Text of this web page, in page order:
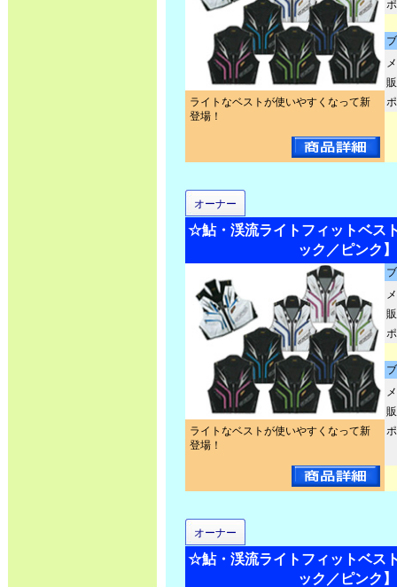
ライトなベストが使いやすくなって新
登場！
オーナー
☆鮎・渓流ライトフィットベス
ック／ピンク】
ライトなベストが使いやすくなって新
登場！
オーナー
☆鮎・渓流ライトフィットベス
ック／ピンク】